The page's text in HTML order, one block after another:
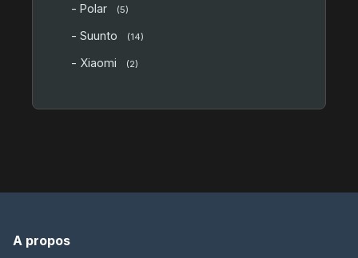
- Polar (5)
- Suunto (14)
- Xiaomi (2)
A propos